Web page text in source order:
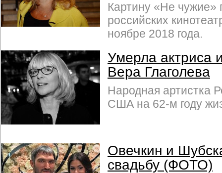
Картину «Не чужие»
российских
ноябре 2018 года.
Умерла актриса
Вера Глаголева
Народная артистка
США на 62-м году
Овечкин и
свадьбу (ФОТО)